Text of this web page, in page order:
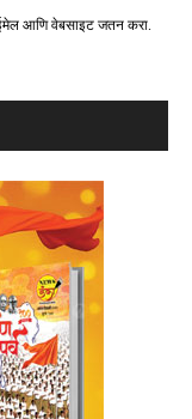
ईमेल आणि वेबसाइट जतन करा.